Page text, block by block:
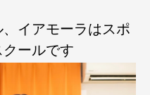
イアモーラはスポ
ールです